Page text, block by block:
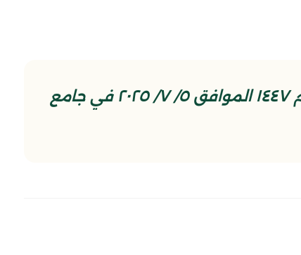
مساء السبت التاسع من محرم الحرام ١٤٤٧ الموافق ٥/ ٧/ ٢٠٢٥ في جامع